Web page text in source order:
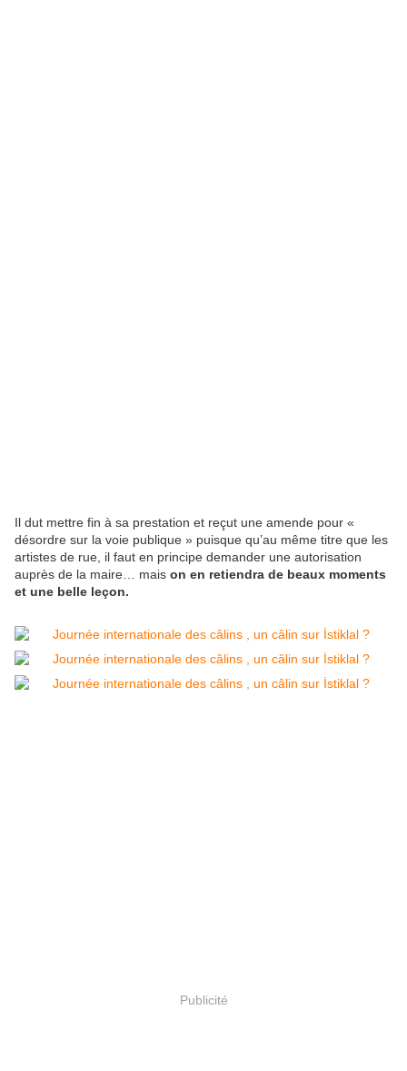
Il dut mettre fin à sa prestation et reçut une amende pour «
désordre sur la voie publique » puisque qu’au même titre que les
artistes de rue, il faut en principe demander une autorisation
auprès de la maire… mais on en retiendra de beaux moments
et une belle leçon.
Publicité